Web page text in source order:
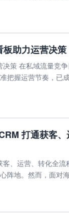
助力运营决策
策 在私域流量竞
把握运营节奏，已
打通获客、
、运营、转化全流
阵地。然而，面对